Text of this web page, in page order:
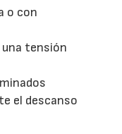
o con
una tensión
el descanso